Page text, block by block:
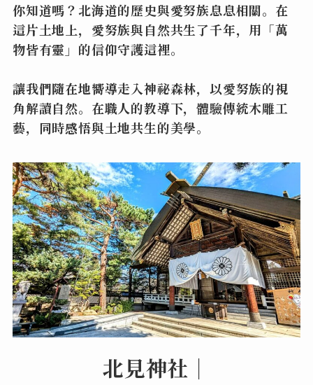
你知道嗎？北海道的歷史與愛努族息息相關。在
這片土地上，愛努族與自然共生了千年，用「萬
物皆有靈」的信仰守護這裡。
讓我們隨在地嚮導走入神祕森林，以愛努族的視
角解讀自然。在職人的教導下，體驗傳統木雕工
藝，同時感悟與土地共生的美學。
北見神社｜